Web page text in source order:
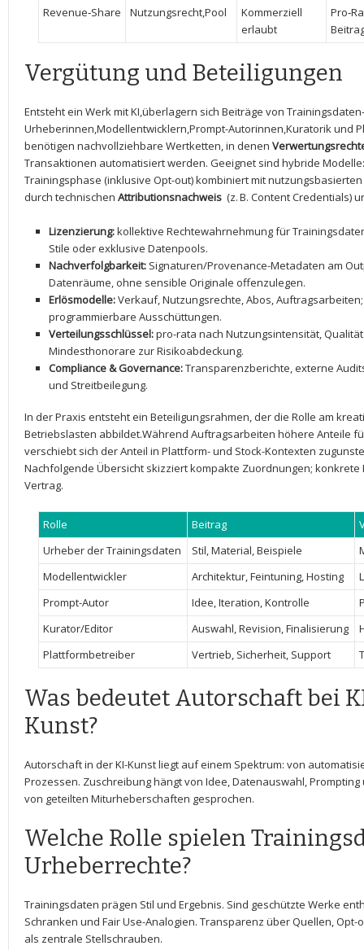
Revenue‑Share Nutzungsrecht,Pool
Kommerziell
erlaubt
Vergütung und‌ Beteiligungen
Entsteht ein Werk mit KI,überlagern sich Beiträge von Trainingsdaten-
Urheberinnen,Modellentwicklern,Prompt-Autorinnen,Kuratorik und
benötigen ⁤nachvollziehbare Wertketten, in ‌denen
‌Transaktionen automatisiert werden. Geeignet sind hybride
Trainingsphase (inklusive Opt-out) kombiniert mit nutzungsbasierten
durch ​technischen Attributionsnachweis (z. B. Content Credentials)
Lizenzierung:kollektive Rechtewahrnehmung für
Stile oder exklusive Datenpools.
Nachverfolgbarkeit: Signaturen/Provenance-Metadaten am
Datenräume, ohne sensible Originale offenzulegen.
Erlösmodelle:Verkauf, Nutzungsrechte,⁣ Abos,
programmierbare Ausschüttungen.
Verteilungsschlüssel:pro-rata nach⁢ Nutzungsintensität,
Mindesthonorare zur Risikoabdeckung.
Compliance & Governance:Transparenzberichte, externe
und Streitbeilegung.
In der Praxis entsteht ein Beteiligungsrahmen, ⁤der die Rolle am
Betriebslasten abbildet.Während Auftragsarbeiten‌ höhere Anteile
verschiebt‌ sich der Anteil in Plattform- und Stock-Kontexten
Nachfolgende Übersicht skizziert kompakte Zuordnungen;‍
Vertrag.
Rolle Beitrag
Urheber der Trainingsdaten
Stil, Material, Beispiele
Modellentwickler
Architektur, Feintuning, Hosting
Prompt-Autor
Idee,‌ Iteration, Kontrolle
Kurator/Editor
Auswahl, Revision, Finalisierung
Plattformbetreiber
Vertrieb, Sicherheit,‍ Support
Was bedeutet‍ Autorschaft bei
Kunst?
Autorschaft in ‍der KI-Kunst liegt auf einem Spektrum: ‌von
Prozessen. Zuschreibung hängt von Idee, ‍Datenauswahl,
von⁢ geteilten Miturheberschaften gesprochen.
Welche Rolle spielen
Urheberrechte?
Trainingsdaten prägen Stil⁢ und Ergebnis. Sind⁤ geschützte Werke
Schranken und Fair Use-Analogien. Transparenz über Quellen,
als zentrale Stellschrauben.